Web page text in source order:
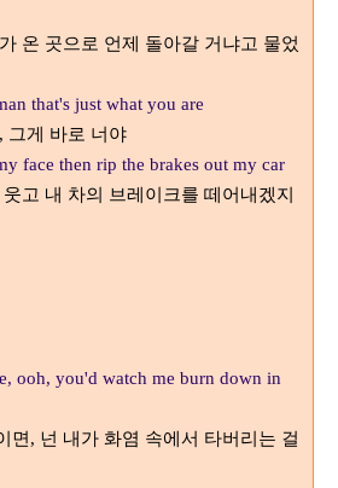
온 곳으로 언제 돌아갈 거냐고 물었
that's just what you are
, 그게 바로 너야
face then rip the brakes out my car
고 내 차의 브레이크를 떼어내겠지
ooh, you'd watch me burn down in
면, 넌 내가 화염 속에서 타버리는 걸